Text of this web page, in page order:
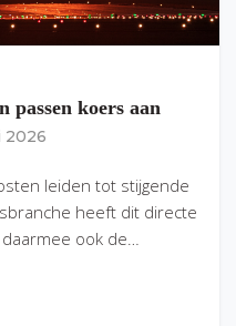
passen koers aan
2026
leiden tot stijgende
heeft dit directe
ook de…